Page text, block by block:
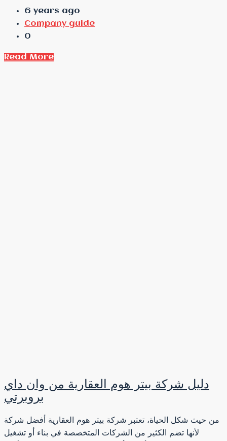
6 years ago
Company guide
0
Read More
دليل شركة بيتر هوم العقارية من وان داي
بروبرتي
من حيث شكل الحياة، تعتبر شركة بيتر هوم العقارية أفضل شركة
لأنها تضم ​​الكثير من الشركات المتخصصة في بناء أو تشغيل